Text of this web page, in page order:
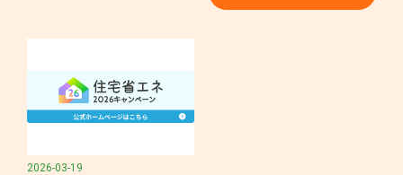
2026-03-19